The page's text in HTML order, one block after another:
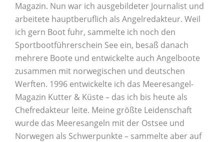
Magazin. Nun war ich ausgebildeter Journalist und
arbeitete hauptberuflich als Angelredakteur. Weil
ich gern Boot fuhr, sammelte ich noch den
Sportbootführerschein See ein, besaß danach
mehrere Boote und entwickelte auch Angelboote
zusammen mit norwegischen und deutschen
Werften. 1996 entwickelte ich das Meeresangel-
Magazin Kutter & Küste – das ich bis heute als
Chefredakteur leite. Meine größte Leidenschaft
wurde das Meeresangeln mit der Ostsee und
Norwegen als Schwerpunkte – sammelte aber auf